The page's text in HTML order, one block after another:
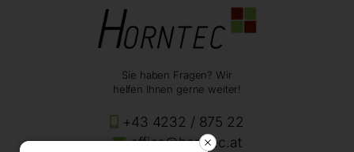
Sie haben Fragen? Wir
helfen Ihnen gerne weiter!
+43 4232 / 875 22
office@horntec.at